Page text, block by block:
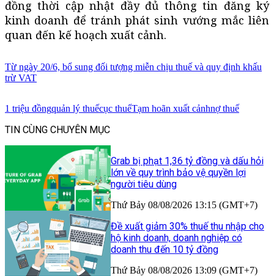
đồng thời cập nhật đầy đủ thông tin đăng ký
kinh doanh để tránh phát sinh vướng mắc liên
quan đến kế hoạch xuất cảnh.
Từ ngày 20/6, bổ sung đối tượng miễn chịu thuế và quy định khấu
trừ VAT
1 triệu đồngquản lý thuếcục thuếTạm hoãn xuất cảnhnợ thuế
TIN CÙNG CHUYÊN MỤC
Grab bị phạt 1,36 tỷ đồng và dấu hỏi
lớn về quy trình bảo vệ quyền lợi
người tiêu dùng
Thứ Bảy 08/08/2026 13:15 (GMT+7)
Đề xuất giảm 30% thuế thu nhập cho
hộ kinh doanh, doanh nghiệp có
doanh thu đến 10 tỷ đồng
Thứ Bảy 08/08/2026 13:09 (GMT+7)